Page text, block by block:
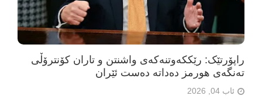
راپۆرتێک: رێککەوتنەکەی واشنتن و تاران کۆنترۆڵی
تەنگەی هورمز دەداتە دەست ئێران
ئاب 04, 2026